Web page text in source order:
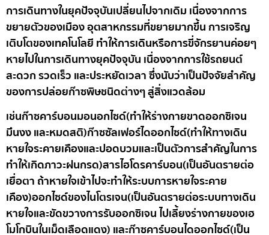
การเดินทางในยุคปัจจุบันเปลี่ยนไปจากเดิม เนื่องจากการ
ขยายตัวของเมือง อุตสาหกรรมที่ขยายมากขึ้น การเจริญ
เติบโตของเทคโนโลยี ทำให้การเดินหรือการขี่จักรยานค่อยๆ
หายไปในการเดินทางยุคปัจจุบัน เนื่องจากการใช้รถยนต์
สะดวก รวดเร็ว และประหยัดเวลา ซึ่งนับว่าเป็นปัจจัยสำคัญ
ของการปล่อยก๊าซพิษชนิดต่างๆ สู่สิ่งแวดล้อม
เช่นก๊าซคาร์บอนมอนอกไซด์(ทำให้ร่างกายขาดออกซิเจน
มึนงง และหมดสติ)ก๊าซซัลเฟอร์ไดออกไซด์(ทำให้ทางเดิน
หายใจระคายเคืองและปอดบวมและเป็นตัวการสำคัญในการ
ทำให้เกิดภาวะฝนกรด)สารไฮโดรคาร์บอน(เป็นอันตรายต่อ
เยื่อตา ถ้าหายใจเข้าไปจะทำให้ระบบการหายใจระคาย
เคือง)ออกไซด์ของไนโตรเจน(เป็นอันตรายต่อระบบทางเดิน
หายใจและขัดขวางการรับออกซิเจน ไปเลี้ยงร่างกายของเฮ
โมโกบินในเม็ดเลือดแดง) และก๊าซคาร์บอนไดออกไซด์(เป็น